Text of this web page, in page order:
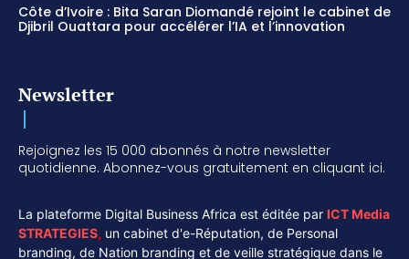
Côte d’Ivoire : Bita Saran Diomandé rejoint le cabinet de
Djibril Ouattara pour accélérer l’IA et l’innovation
Newsletter
Rejoignez les 15 000 abonnés à notre newsletter
quotidienne. Abonnez-vous gratuitement en cliquant ici.
La plateforme Digital Business Africa est éditée par ICT Media
STRATEGIES, un cabinet d'e-Réputation, de Personal
branding, de Nation branding et de veille stratégique dans le